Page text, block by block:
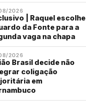
2026
| Raquel escolhe
da Fonte para a
vaga na chapa
2026
Brasil decide não
coligação
em